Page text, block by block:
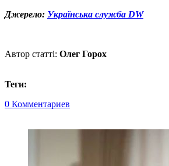
Джерело: Українська служба DW
Автор статті: Олег Горох
Теги:
0 Комментариев